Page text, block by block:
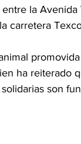
la Avenida
carretera
ha reiterado
son